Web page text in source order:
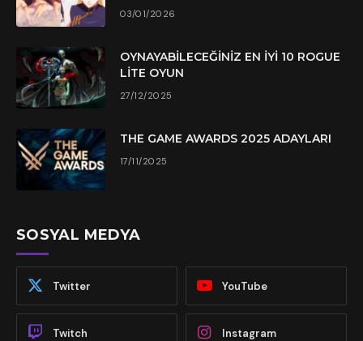
03/01/2026
OYNAYABILECEĞINIZ EN İYI 10 ROGUE
LITE OYUN
27/12/2025
THE GAME AWARDS 2025 ADAYLARI
17/11/2025
SOSYAL MEDYA
Twitter YouTube
Twitch Instagram